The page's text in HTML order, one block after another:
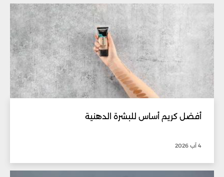
أفضل كريم أساس للبشرة الدهنية
4 آب 2026